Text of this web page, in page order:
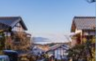
semesterupplevelser,
genom att fokusera på
specifika in...